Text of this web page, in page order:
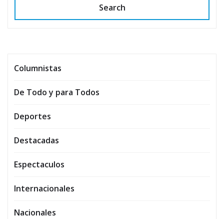
Search
Columnistas
De Todo y para Todos
Deportes
Destacadas
Espectaculos
Internacionales
Nacionales